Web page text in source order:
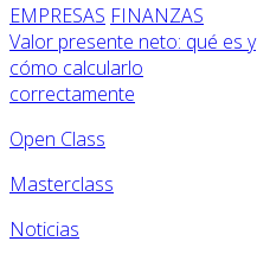
EMPRESAS FINANZAS
Valor presente neto: qué es y
cómo calcularlo
correctamente
Open Class
Masterclass
Noticias